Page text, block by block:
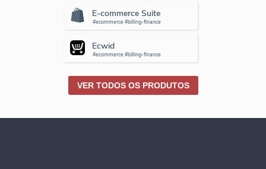
E-commerce Suite
#ecommerce #billing-finance
Ecwid
#ecommerce #billing-finance
VER TODOS OS PRODUTOS